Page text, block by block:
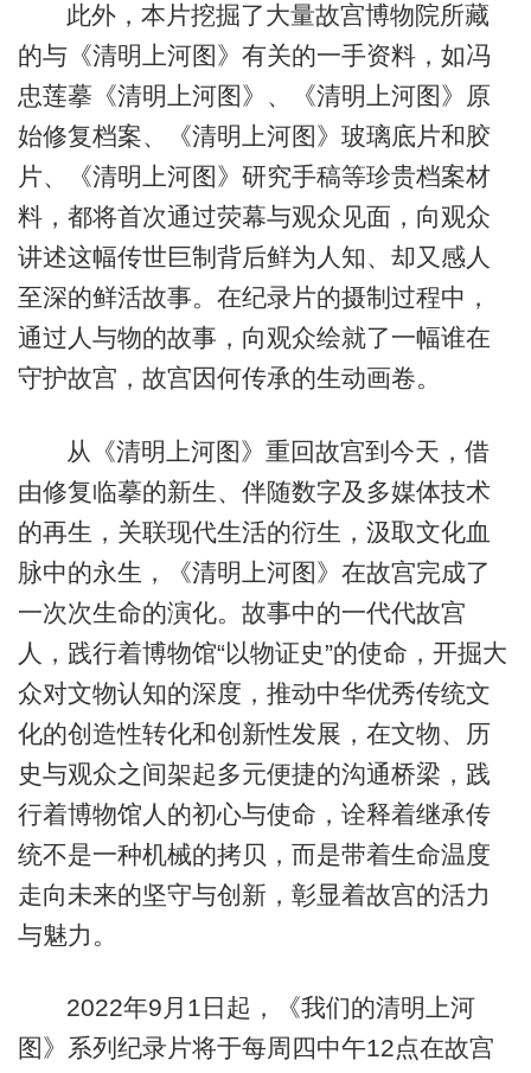
此外，本片挖掘了大量故宫博物院所藏
的与《清明上河图》有关的一手资料，如冯
忠莲摹《清明上河图》、《清明上河图》原
始修复档案、《清明上河图》玻璃底片和胶
片、《清明上河图》研究手稿等珍贵档案材
料，都将首次通过荧幕与观众见面，向观众
讲述这幅传世巨制背后鲜为人知、却又感人
至深的鲜活故事。在纪录片的摄制过程中，
通过人与物的故事，向观众绘就了一幅谁在
守护故宫，故宫因何传承的生动画卷。
从《清明上河图》重回故宫到今天，借
由修复临摹的新生、伴随数字及多媒体技术
的再生，关联现代生活的衍生，汲取文化血
脉中的永生，《清明上河图》在故宫完成了
一次次生命的演化。故事中的一代代故宫
人，践行着博物馆“以物证史”的使命，开掘大
众对文物认知的深度，推动中华优秀传统文
化的创造性转化和创新性发展，在文物、历
史与观众之间架起多元便捷的沟通桥梁，践
行着博物馆人的初心与使命，诠释着继承传
统不是一种机械的拷贝，而是带着生命温度
走向未来的坚守与创新，彰显着故宫的活力
与魅力。
2022年9月1日起，《我们的清明上河
图》系列纪录片将于每周四中午12点在故宫